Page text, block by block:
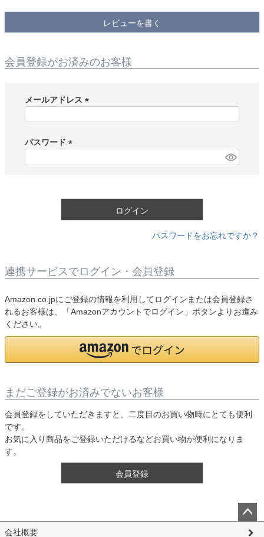
レビューを書く
会員登録がお済みのお客様
メールアドレス
)
パスワード
ログイン
パスワードをお忘れですか？
連携サービスでログイン・会員登録
Amazon.co.jpにご登録の情報を利用してログインまたは会員登録さ
れるお客様は、「Amazonアカウントでログイン」ボタンよりお進み
ください。
まだご登録がお済みでないお客様
会員登録をしていただきますと、二度目のお買い物時にとても便利
です。
お気に入り商品をご登録いただけるなどお買い物が便利になりま
す。
会員登録
ペー
会社概要